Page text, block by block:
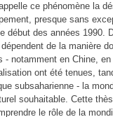
ce phénomène la
presque sans
début des années 1990.
de la manière
- notamment en Chine,
ont été tenues,
subsaharienne - la
souhaitable. Cette
le rôle de la